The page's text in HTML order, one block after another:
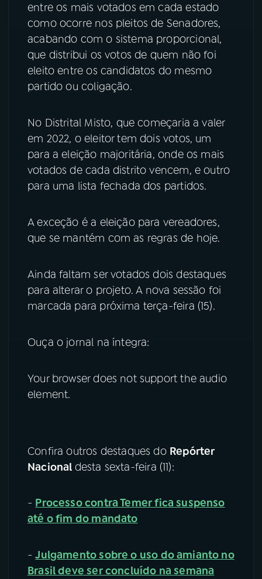
entre os mais votados em cada estado
como ocorre nos pleitos de Senadores,
acabando com o sistema proporcional,
que distribui os votos de quem não foi
eleito entre os candidatos do mesmo
partido ou coligação.
No Distrital Misto, que começaria a valer
em 2022, o eleitor tem dois votos, um
para a eleição majoritária, onde os mais
votados de cada distrito vencem, e outro
para uma lista fechada dos partidos.
A exceção é a eleição para vereadores,
que se mantém com as regras de hoje.
Ainda faltam ser votados dois destaques
para alterar o projeto. A nova sessão foi
marcada para próxima terça-feira (15).
Ouça o jornal na íntegra:
Your browser does not support the audio
element.
Confira outros destaques do Repórter
Nacional desta sexta-feira (11):
- Processo contra Temer fica suspenso
até o fim do mandato
-Julgamento sobre o uso do amianto no
Brasil deve ser concluído na semana